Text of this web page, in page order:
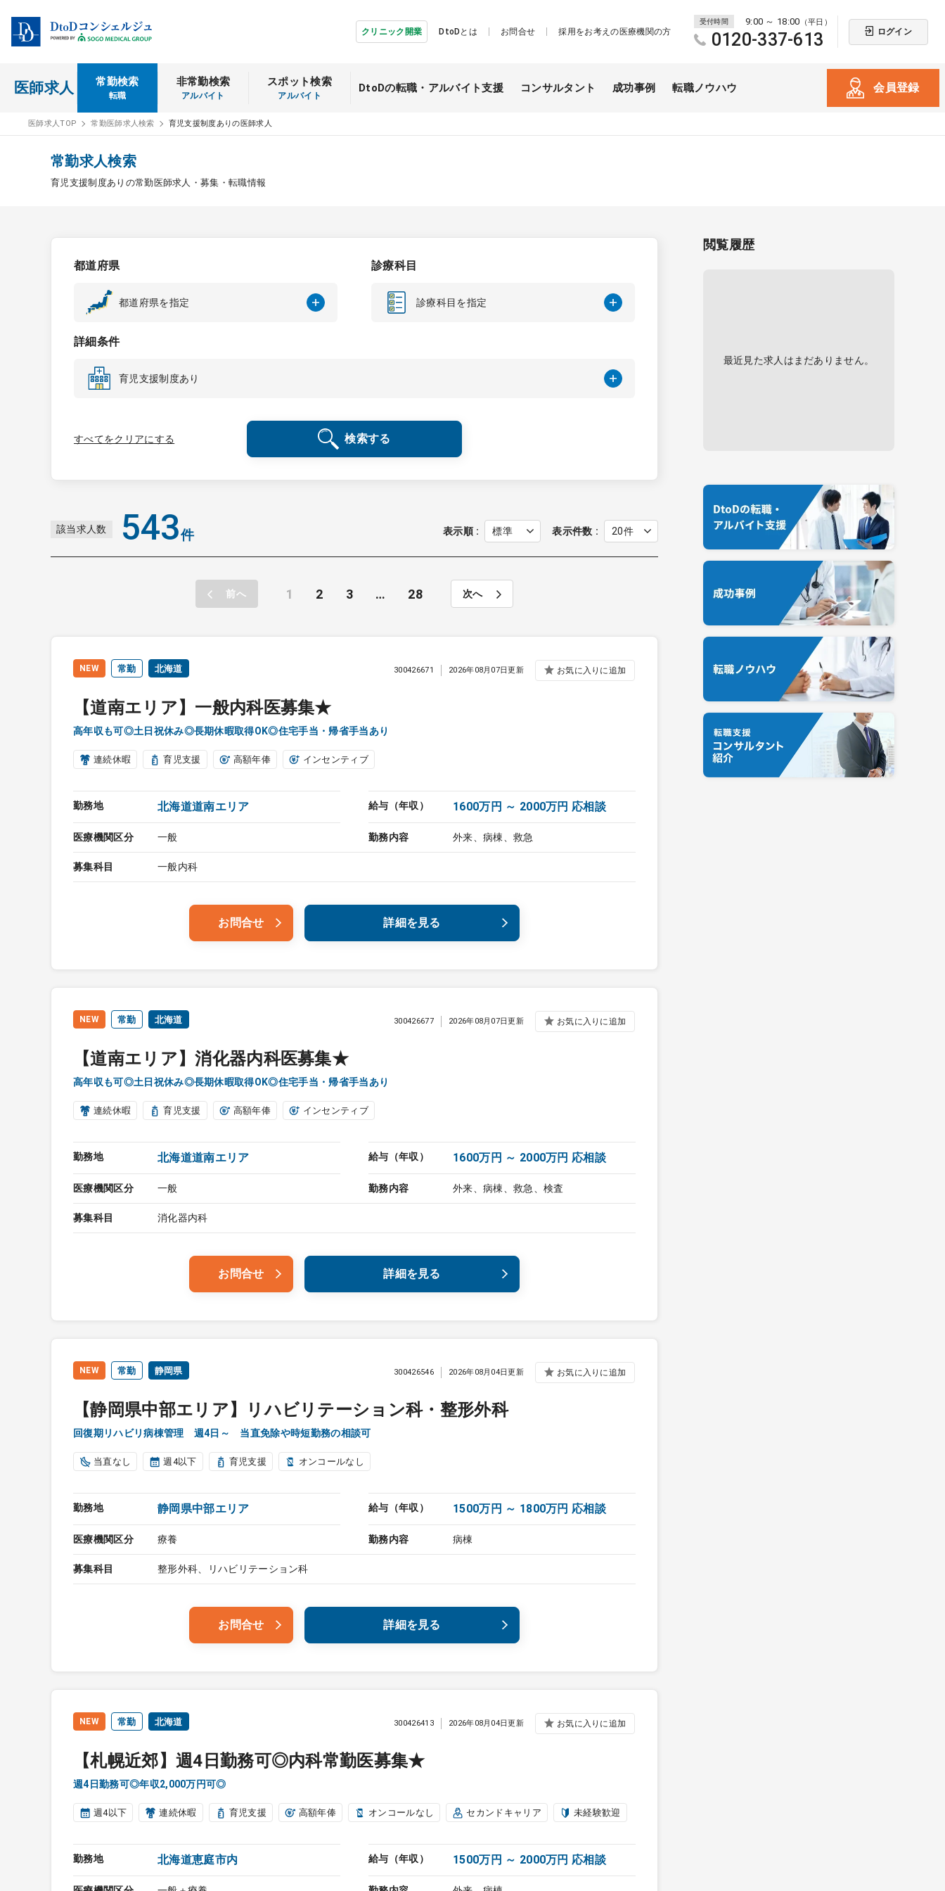
クリニック開業 DtoDとは お問合せ 採用をお考えの医療機関の方
受付時間 9:00 ～ 18:00 （平日）
0120-337-613 ログイン
医師求人 常勤検索
転職
非常勤検索
アルバイト
スポット検索
アルバイト
DtoDの転職・ アルバイト支援 コンサルタント 成功事例 転職ノウハウ 会員登録
医師求人TOP 常勤医師求人検索 育児支援制度ありの医師求人
常勤求人検索
育児支援制度ありの常勤医師求人・募集・転職情報
都道府県
都道府県を指定
診療科目
診療科目を指定
詳細条件
育児支援制度あり
検索する
すべてをクリアにする
該当求人数 543件 表示順 表示件数
前へ 1 2 3 … 28 次へ
NEW 常勤 北海道
【道南エリア】一般内科医募集★
高年収も可◎土日祝休み◎長期休暇取得OK◎住宅手当・帰省手当あり
300426671 2026年08月07日更新 お気に入りに追加
連続休暇 育児支援 高額年俸 インセンティブ
勤務地 北海道道南エリア 給与（年収） 1600万円 ～ 2000万円 応相談
医療機関区分 一般 勤務内容 外来、病棟、救急
募集科目 一般内科
お問合せ 詳細を見る
NEW 常勤 北海道
【道南エリア】消化器内科医募集★
高年収も可◎土日祝休み◎長期休暇取得OK◎住宅手当・帰省手当あり
300426677 2026年08月07日更新 お気に入りに追加
連続休暇 育児支援 高額年俸 インセンティブ
勤務地 北海道道南エリア 給与（年収） 1600万円 ～ 2000万円 応相談
医療機関区分 一般 勤務内容 外来、病棟、救急、検査
募集科目 消化器内科
お問合せ 詳細を見る
NEW 常勤 静岡県
【静岡県中部エリア】リハビリテーション科・整形外科
回復期リハビリ病棟管理 週4日～ 当直免除や時短勤務の相談可
300426546 2026年08月04日更新 お気に入りに追加
当直なし 週4以下 育児支援 オンコールなし
勤務地 静岡県中部エリア 給与（年収） 1500万円 ～ 1800万円 応相談
医療機関区分 療養 勤務内容 病棟
募集科目 整形外科、リハビリテーション科
お問合せ 詳細を見る
NEW 常勤 北海道
【札幌近郊】週4日勤務可◎内科常勤医募集★
週4日勤務可◎年収2,000万円可◎
300426413 2026年08月04日更新 お気に入りに追加
週4以下 連続休暇 育児支援 高額年俸 オンコールなし セカンドキャリア 未経験歓迎
勤務地 北海道恵庭市内 給与（年収） 1500万円 ～ 2000万円 応相談
閲覧履歴
最近見た求人はまだありません。